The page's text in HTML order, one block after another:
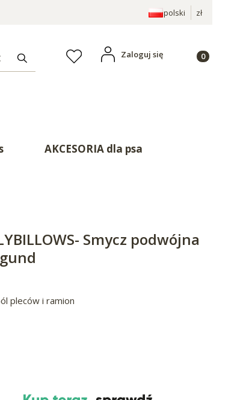
polski zł
Szukaj Ulubione
Zaloguj się Produkty w
AKCESORIA dla psa
Smycz podwójna
pleców i ramion